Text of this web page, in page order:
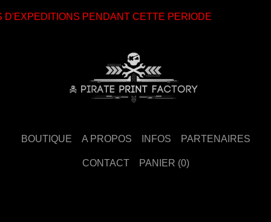
PENDANT CETTE PERIODE
BOUTIQUE A PROPOS INFOS PARTENAIRES
CONTACT PANIER (0)